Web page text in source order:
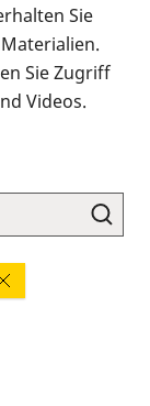
Sie
Sie Zugriff
Videos.